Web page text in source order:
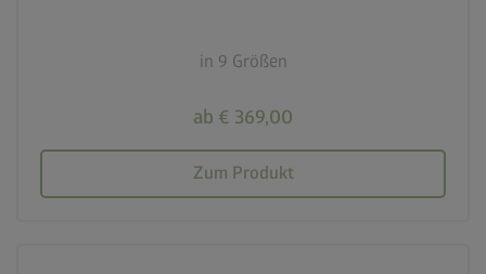
in 9 Größen
ab € 369,00
Zum Produkt